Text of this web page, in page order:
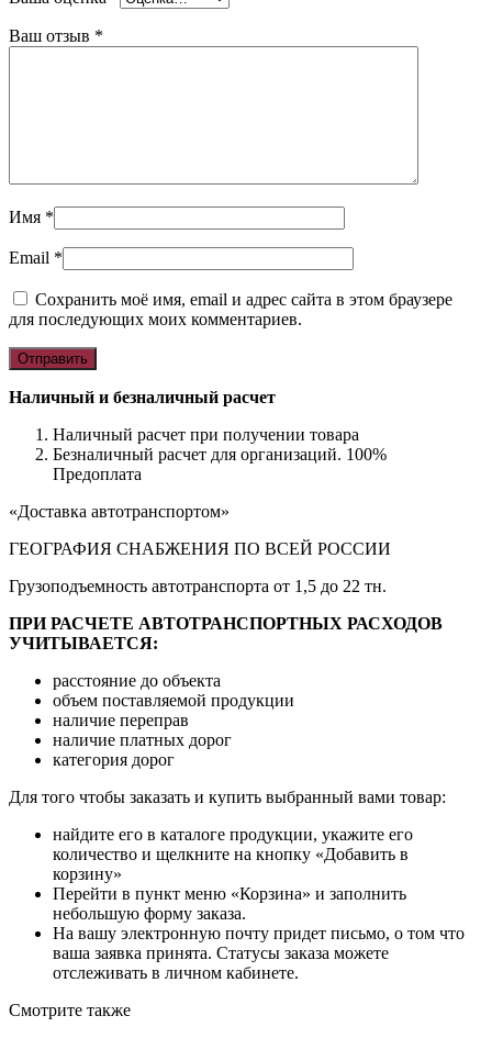
Ваш отзыв *
Имя *
Email *
Сохранить моё имя, email и адрес сайта в этом браузере
для последующих моих комментариев.
Наличный и безналичный расчет
Наличный расчет при получении товара
Безналичный расчет для организаций. 100%
Предоплата
«Доставка автотранспортом»
ГЕОГРАФИЯ СНАБЖЕНИЯ ПО ВСЕЙ РОССИИ
Грузоподъемность автотранспорта от 1,5 до 22 тн.
ПРИ РАСЧЕТЕ АВТОТРАНСПОРТНЫХ РАСХОДОВ
УЧИТЫВАЕТСЯ:
расстояние до объекта
объем поставляемой продукции
наличие переправ
наличие платных дорог
категория дорог
Для того чтобы заказать и купить выбранный вами товар:
найдите его в каталоге продукции, укажите его
количество и щелкните на кнопку «Добавить в
корзину»
Перейти в пункт меню «Корзина» и заполнить
небольшую форму заказа.
На вашу электронную почту придет письмо, о том что
ваша заявка принята. Статусы заказа можете
отслеживать в личном кабинете.
Смотрите также